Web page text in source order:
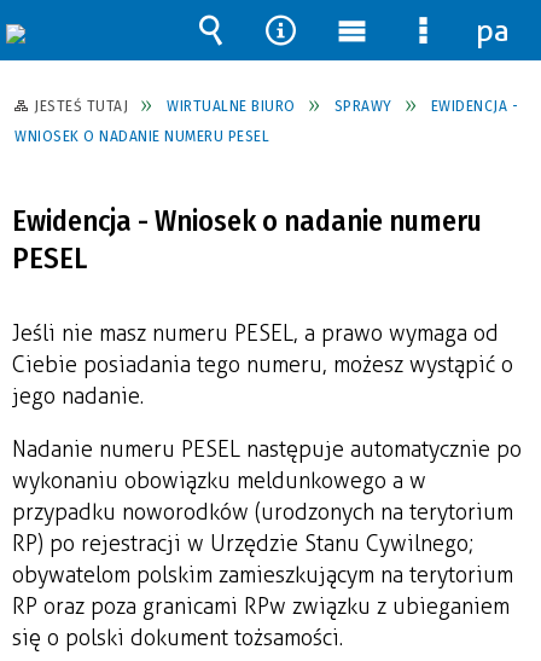
JESTEŚ TUTAJ WIRTUALNE BIURO SPRAWY
EWIDENCJA -
WNIOSEK O NADANIE NUMERU PESEL
Ewidencja - Wniosek o nadanie numeru
PESEL
Jeśli nie masz numeru PESEL, a prawo wymaga od
Ciebie posiadania tego numeru, możesz wystąpić o
jego nadanie.
Nadanie numeru PESEL następuje automatycznie po
wykonaniu obowiązku meldunkowego a w
przypadku noworodków (urodzonych na terytorium
RP) po rejestracji w Urzędzie Stanu Cywilnego;
obywatelom polskim zamieszkującym na terytorium
RP oraz poza granicami RP w związku z ubieganiem
się o polski dokument tożsamości.
Wyszukiwarka
Narzędzia
Menu
główne
Menu